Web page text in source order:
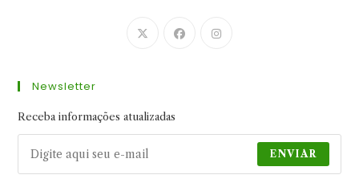
Abre
Newsletter
Receba informações atualizadas
ENVIAR